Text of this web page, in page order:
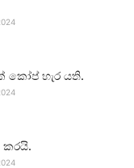
කෝප් හැර යති.